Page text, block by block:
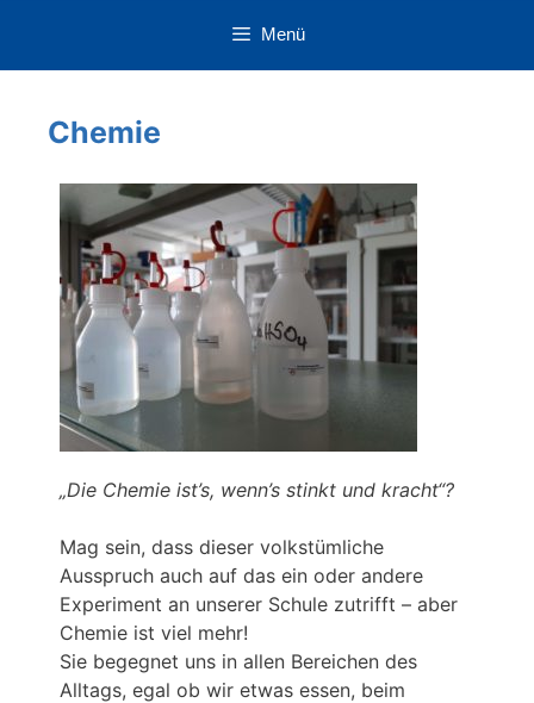
Menü
Chemie
„Die Chemie ist’s, wenn’s stinkt und kracht“?
Mag sein, dass dieser volkstümliche
Ausspruch auch auf das ein oder andere
Experiment an unserer Schule zutrifft – aber
Chemie ist viel mehr!
Sie begegnet uns in allen Bereichen des
Alltags, egal ob wir etwas essen, beim